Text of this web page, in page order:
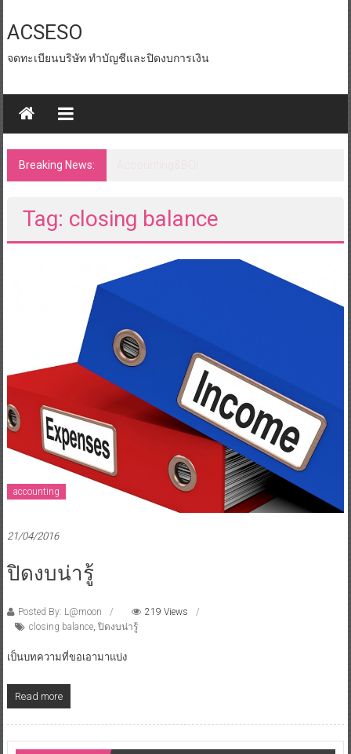
content
ACSESO
จดทะเบียนบริษัท ทำบัญชีและปิดงบการเงิน
Breaking News:
Tag: closing balance
accounting
21/04/2016
ปิดงบน่ารู้
Posted By: L@moon
219 Views
closing balance,ปิดงบน่ารู้
เป็นบทความที่ขอเอามาแบ่ง
Read more